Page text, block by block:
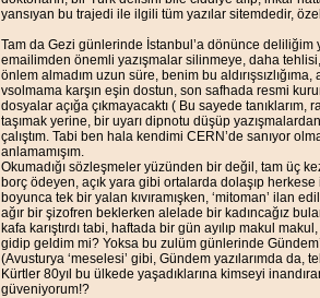
yansıyan bu trajedi ile ilgili tüm yazılar sitemdedir,
Tam da Gezi günlerinde İstanbul’a dönünce
emailimden önemli yazışmalar silinmeye, daha
önlem almadım uzun süre, benim bu
vsolmama karşın eşin dostun, son safhada resmi
dosyalar açığa çıkmayacaktı ( Bu sayede
taşımak yerine, bir uyarı dipnotu düşüp
çalıştım. Tabi ben hala kendimi CERN’de sanıyor
anlamamışım.
Okumadığı sözleşmeler yüzünden bir değil, tam üç
borç ödeyen, açık yara gibi ortalarda dolaşıp
boyunca tek bir yalan kıvıramışken, ‘mitoman’ ilan
ağır bir şizofren beklerken alelade bir kadıncağız
kafa karıştırdı tabi, haftada bir gün ayılıp makul
gidip geldim mi? Yoksa bu zulüm günlerinde
(Avusturya ‘meselesi’ gibi, Gündem yazılarımda da,
Kürtler 80yıl bu ülkede yaşadıklarına kimseyi
güveniyorum!?